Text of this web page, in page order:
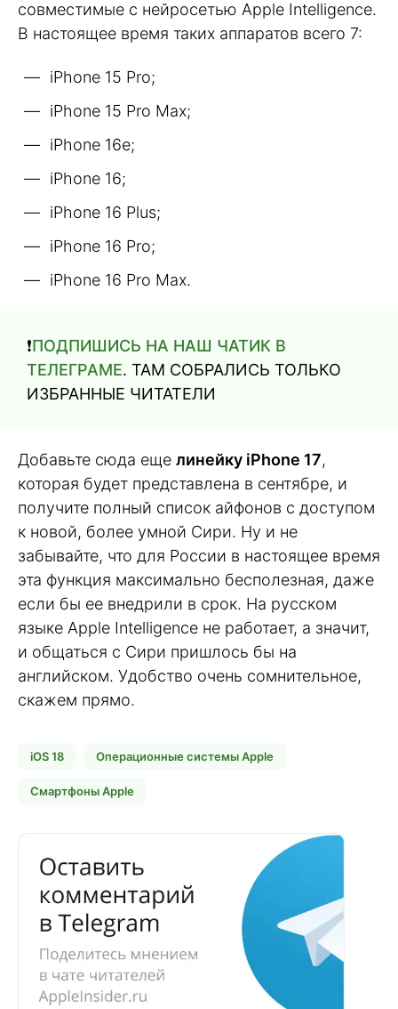
совместимые с нейросетью Apple Intelligence.
В настоящее время таких аппаратов всего 7:
iPhone 15 Pro;
iPhone 15 Pro Max;
iPhone 16e;
iPhone 16;
iPhone 16 Plus;
iPhone 16 Pro;
iPhone 16 Pro Max.
❗️ПОДПИШИСЬ НА НАШ ЧАТИК В
ТЕЛЕГРАМЕ. ТАМ СОБРАЛИСЬ ТОЛЬКО
ИЗБРАННЫЕ ЧИТАТЕЛИ
Добавьте сюда еще линейку iPhone 17,
которая будет представлена в сентябре, и
получите полный список айфонов с доступом
к новой, более умной Сири. Ну и не
забывайте, что для России в настоящее время
эта функция максимально бесполезная, даже
если бы ее внедрили в срок. На русском
языке Apple Intelligence не работает, а значит,
и общаться с Сири пришлось бы на
английском. Удобство очень сомнительное,
скажем прямо.
iOS 18 Операционные системы Apple
Смартфоны Apple